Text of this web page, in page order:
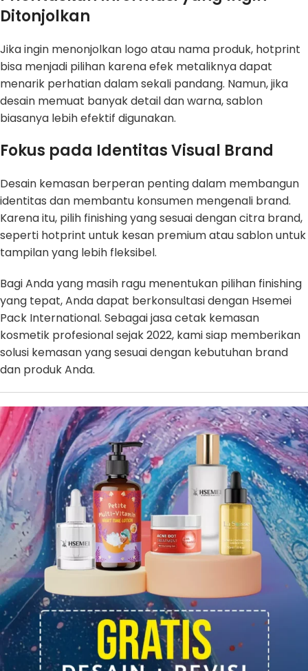
Ditonjolkan
Jika ingin menonjolkan logo atau nama produk, hotprint
bisa menjadi pilihan karena efek metaliknya dapat
menarik perhatian dalam sekali pandang. Namun, jika
desain memuat banyak detail dan warna, sablon
biasanya lebih efektif digunakan.
Fokus pada Identitas Visual Brand
Desain kemasan berperan penting dalam membangun
identitas dan membantu konsumen mengenali brand.
Karena itu, pilih finishing yang sesuai dengan citra brand,
seperti hotprint untuk kesan premium atau sablon untuk
tampilan yang lebih fleksibel.
Bagi Anda yang masih ragu menentukan pilihan finishing
yang tepat, Anda dapat berkonsultasi dengan Hsemei
Pack International. Sebagai jasa cetak kemasan
kosmetik profesional sejak 2022, kami siap memberikan
solusi kemasan yang sesuai dengan kebutuhan brand
dan produk Anda.